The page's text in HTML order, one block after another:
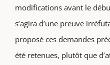
modifications avant le
s’agira d’une preuve
proposé ces demandes
été retenues, plutôt que